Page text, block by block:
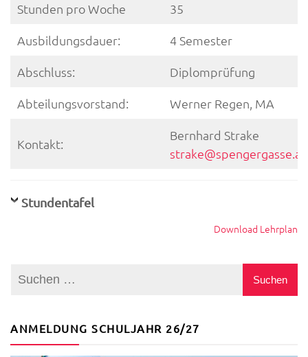
Stunden pro Woche
35
Ausbildungsdauer:
4 Semester
Abschluss:
Diplomprüfung
Abteilungsvorstand:
Werner Regen, MA
Kontakt:
Bernhard Strake
strake@spengergasse.at
Stundentafel
Download Lehrplan
ANMELDUNG SCHULJAHR 26/27